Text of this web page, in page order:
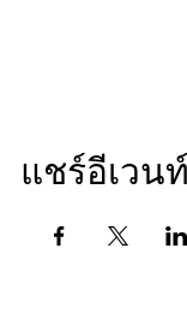
แชร์อีเวน